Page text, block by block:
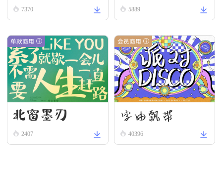
7370 5889
单款商用
北窗墨刃
2407
会员商用
字由飘带
40396